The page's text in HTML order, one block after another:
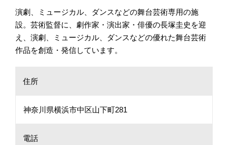
演劇、ミュージカル、ダンスなどの舞台芸術専用の施
設。芸術監督に、劇作家・演出家・俳優の長塚圭史を迎
え、演劇、ミュージカル、ダンスなどの優れた舞台芸術
作品を創造・発信しています。
住所
神奈川県横浜市中区山下町281
電話